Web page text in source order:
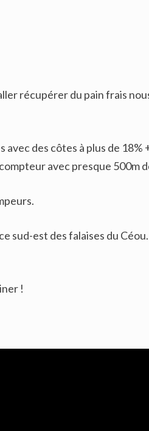
récupérer du pain frais
avec des côtes à plus de
avec presque 500m
est des falaises du
!